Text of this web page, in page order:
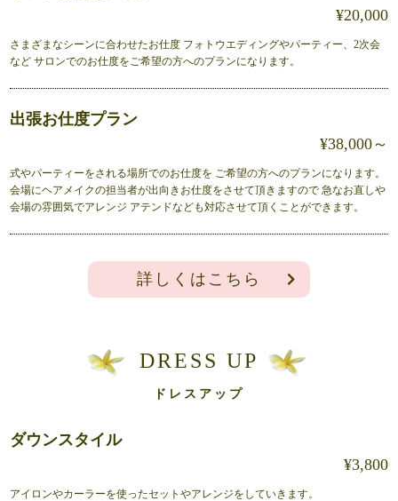
¥20,000
さまざまなシーンに合わせたお仕度 フォトウエディングやパーティー、2次会
など サロンでのお仕度をご希望の方へのプランになります。
出張お仕度プラン
¥38,000～
式やパーティーをされる場所でのお仕度を ご希望の方へのプランになります。
会場にヘアメイクの担当者が出向きお仕度をさせて頂きますので 急なお直しや
会場の雰囲気でアレンジ アテンドなども対応させて頂くことができます。
詳しくはこちら
DRESS UP
ドレスアップ
ダウンスタイル
¥3,800
アイロンやカーラーを使ったセットやアレンジをしていきます。